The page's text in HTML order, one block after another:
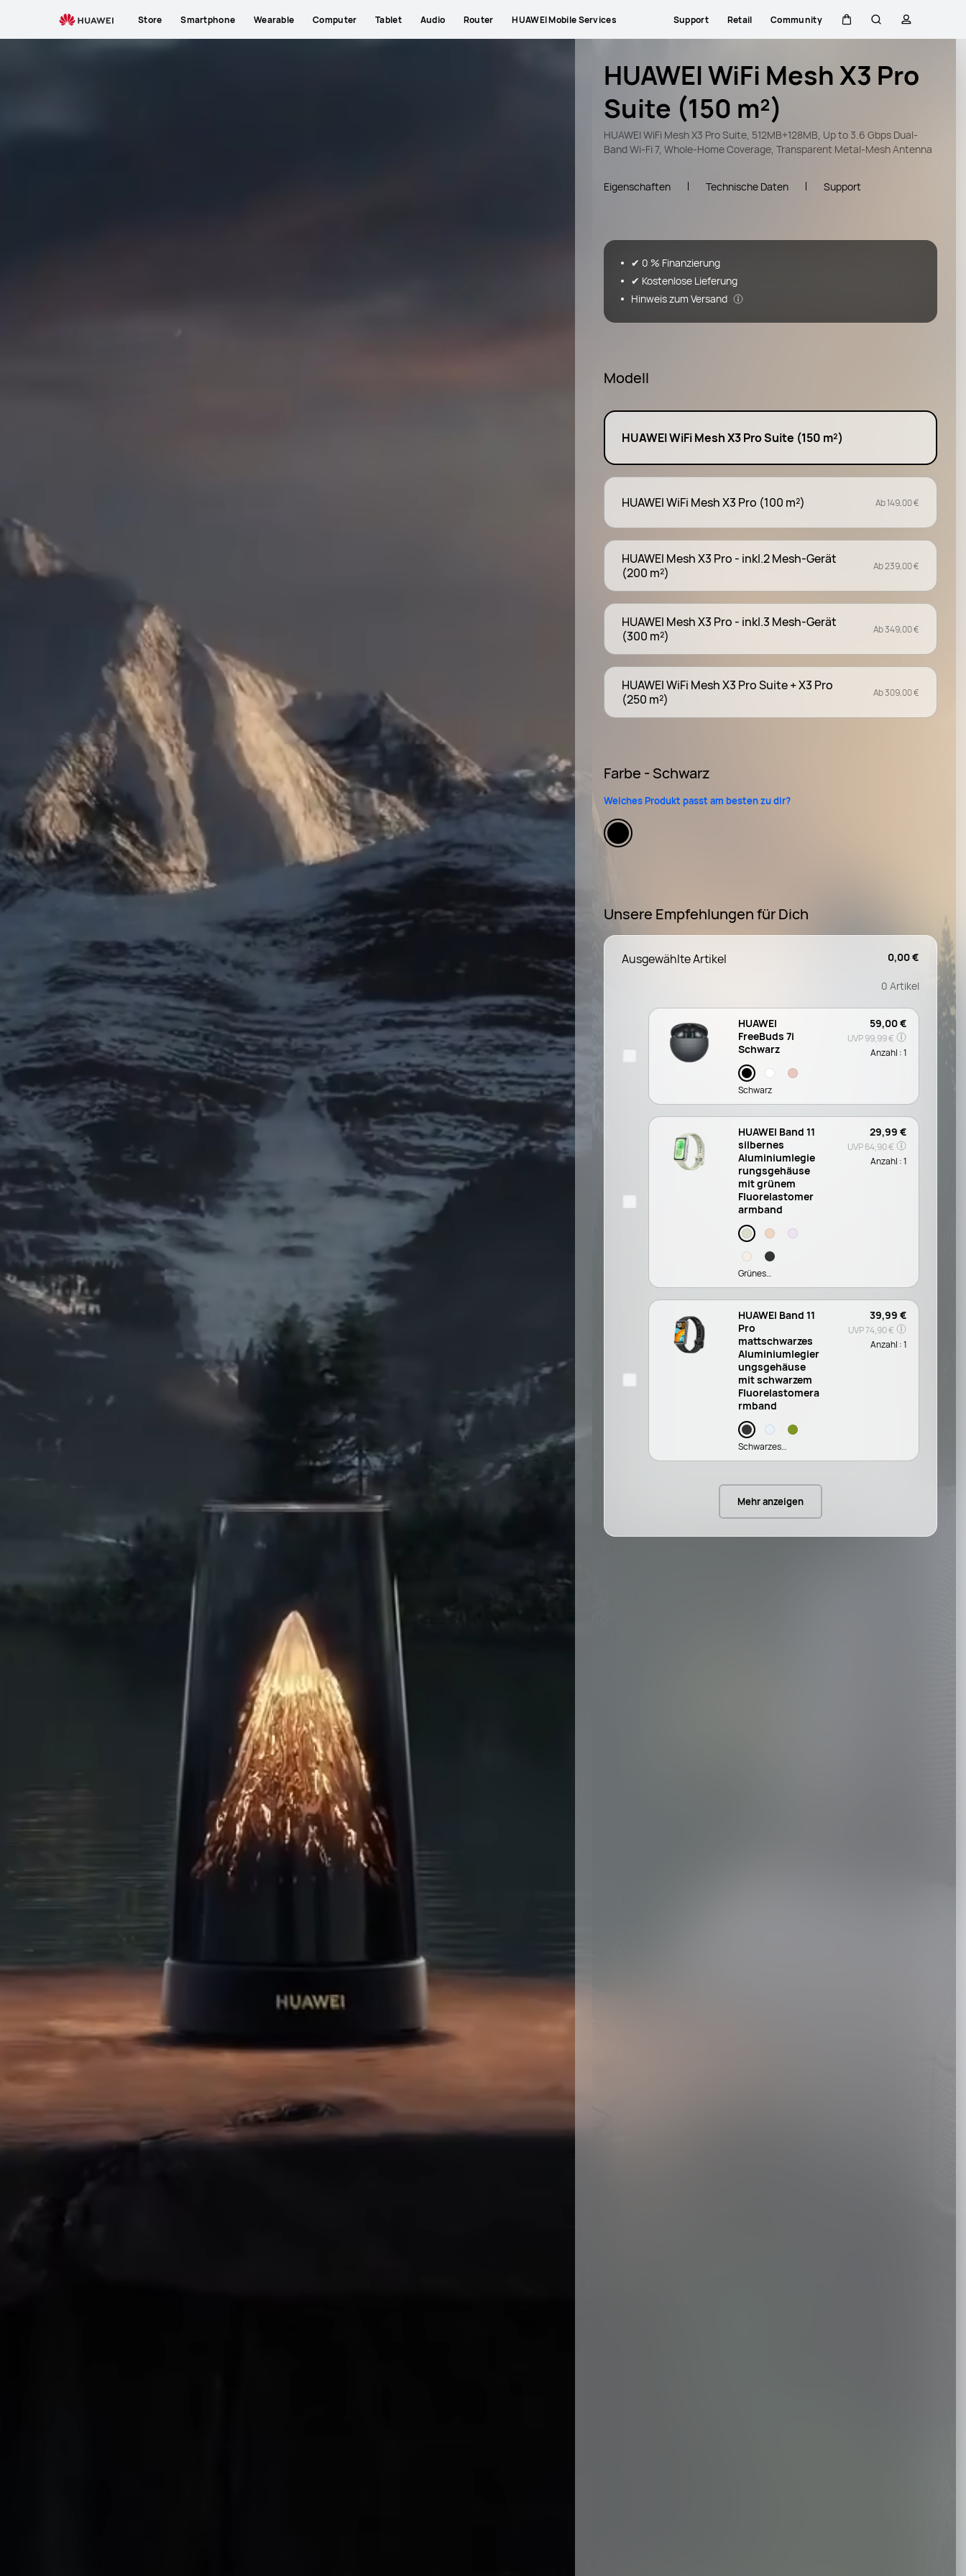
Store Smartphone Wearable Computer Tablet Audio Router HUAWEI Mobile Services Support Retail Community
Warenkorb
Sucheprofil
HUAWEI WiFi Mesh X3 Pro
Suite (150 m²)
HUAWEI WiFi Mesh X3 Pro Suite, 512MB+128MB, Up to 3.6 Gbps Dual-
Band Wi-Fi 7, Whole-Home Coverage, Transparent Metal-Mesh Antenna
Eigenschaften Technische Daten Support
✔ 0 % Finanzierung
✔ Kostenlose Lieferung
Hinweis zum Versand
Modell
HUAWEI WiFi Mesh X3 Pro Suite (150 m²)
HUAWEI WiFi Mesh X3 Pro (100 m²) Ab 149,00 €
HUAWEI Mesh X3 Pro - inkl.2 Mesh-Gerät
(200 m²)
Ab 239,00 €
HUAWEI Mesh X3 Pro - inkl.3 Mesh-Gerät
(300 m²)
Ab 349,00 €
HUAWEI WiFi Mesh X3 Pro Suite + X3 Pro
(250 m²)
Ab 309,00 €
Farbe - Schwarz
Welches Produkt passt am besten zu dir?
Unsere Empfehlungen für Dich
Ausgewählte Artikel 0,00 €
0 Artikel
HUAWEI
FreeBuds 7i
Schwarz
Schwarz
59,00 €
UVP99,99 €
Anzahl :1
HUAWEI Band 11
silbernes
Aluminiumlegie
rungsgehäuse
mit grünem
Fluorelastomer
armband
Grünes
29,99 €
UVP64,90 €
Anzahl :1
HUAWEI Band 11
Pro
mattschwarzes
Aluminiumlegier
ungsgehäuse
mit schwarzem
Fluorelastomera
rmband
Schwarzes
39,99 €
UVP74,90 €
Anzahl :1
Mehr anzeigen